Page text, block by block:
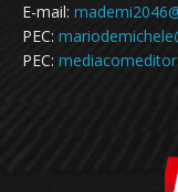
E-mail:
PEC:
PEC: